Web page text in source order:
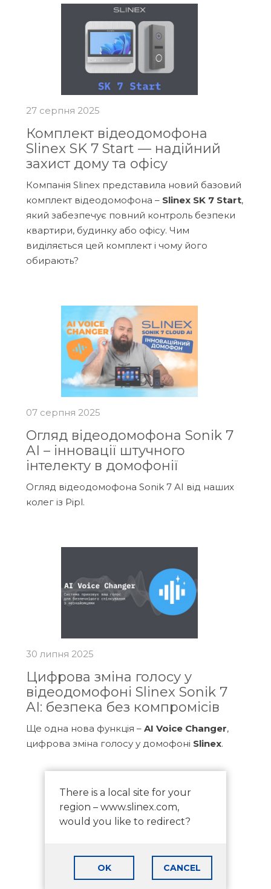
27 серпня 2025
Комплект відеодомофона
Slinex SK 7 Start — надійний
захист дому та офісу
Компанія Slinex представила новий базовий
комплект відеодомофона – Slinex SK 7 Start,
який забезпечує повний контроль безпеки
квартири, будинку або офісу. Чим
виділяється цей комплект і чому його
обирають?
07 серпня 2025
Огляд відеодомофона Sonik 7
AI – інновації штучного
інтелекту в домофонії
Огляд відеодомофона Sonik 7 AI від наших
колег із Pipl.
30 липня 2025
Цифрова зміна голосу у
відеодомофоні Slinex Sonik 7
AI: безпека без компромісів
Ще одна нова функція – AI Voice Changer,
цифрова зміна голосу у домофоні Slinex.
There is a local site for your
region – www.slinex.com,
would you like to redirect?
OK CANCEL